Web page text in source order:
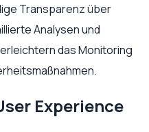
Transparenz über
Analysen und
das Monitoring
Experience